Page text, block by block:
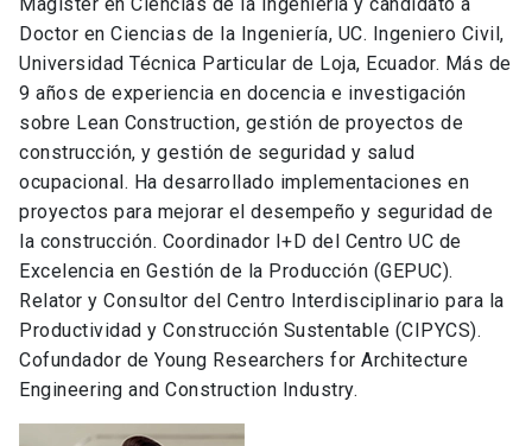
Doctor en Ciencias de la Ingeniería, UC. Ingeniero Civil,
Universidad Técnica Particular de Loja, Ecuador. Más de
9 años de experiencia en docencia e investigación
sobre Lean Construction, gestión de proyectos de
construcción, y gestión de seguridad y salud
ocupacional. Ha desarrollado implementaciones en
proyectos para mejorar el desempeño y seguridad de
la construcción. Coordinador I+D del Centro UC de
Excelencia en Gestión de la Producción (GEPUC).
Relator y Consultor del Centro Interdisciplinario para la
Productividad y Construcción Sustentable (CIPYCS).
Cofundador de Young Researchers for Architecture
Engineering and Construction Industry.